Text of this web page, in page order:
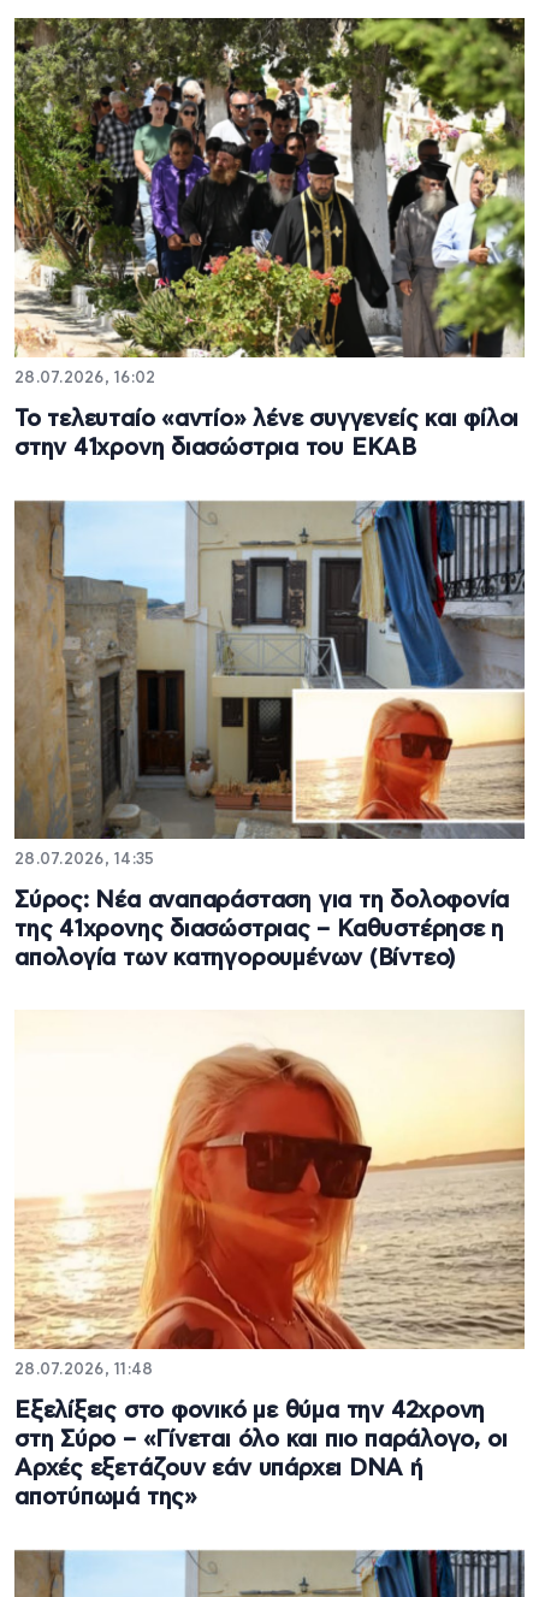
28.07.2026, 16:02
Το τελευταίο «αντίο» λένε συγγενείς και φίλοι
στην 41χρονη διασώστρια του ΕΚΑΒ
28.07.2026, 14:35
Σύρος: Νέα αναπαράσταση για τη δολοφονία
της 41χρονης διασώστριας – Καθυστέρησε η
απολογία των κατηγορουμένων (Βίντεο)
28.07.2026, 11:48
Εξελίξεις στο φονικό με θύμα την 42χρονη
στη Σύρο – «Γίνεται όλο και πιο παράλογο, οι
Αρχές εξετάζουν εάν υπάρχει DNA ή
αποτύπωμά της»